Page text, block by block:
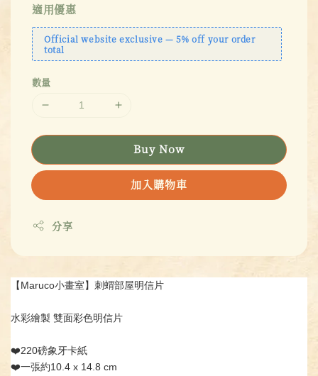
適用優惠
Official website exclusive — 5% off your order
total
數量
Buy Now
加入購物車
分享
【Maruco小畫室】刺蝟部屋明信片
水彩繪製 雙面彩色明信片
❤️220磅象牙卡紙
❤️一張約10.4 x 14.8 cm